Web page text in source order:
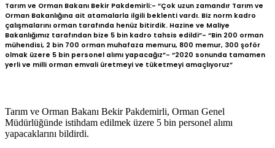
Tarım ve Orman Bakanı Bekir Pakdemirli:- “Çok uzun zamandır Tarım ve
Orman Bakanlığına ait atamalarla ilgili beklenti vardı. Biz norm kadro
çalışmalarını orman tarafında henüz bitirdik. Hazine ve Maliye
Bakanlığımız tarafından bize 5 bin kadro tahsis edildi”- “Bin 200 orman
mühendisi, 2 bin 700 orman muhafaza memuru, 800 memur, 300 şoför
olmak üzere 5 bin personel alımı yapacağız”- “2020 sonunda tamamen
yerli ve milli orman emvali üretmeyi ve tüketmeyi amaçlıyoruz”
Tarım ve Orman Bakanı Bekir Pakdemirli, Orman Genel
Müdürlüğünde istihdam edilmek üzere 5 bin personel alımı
yapacaklarını bildirdi.